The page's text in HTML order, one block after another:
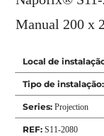
Manual 200 x
Local de
Tipo de
Series:Projection
REF:S11-2080